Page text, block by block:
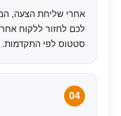
אחרי שליחת הצעה,
לכם לחזור ללקוח
סטטוס לפי התקדמות.
04